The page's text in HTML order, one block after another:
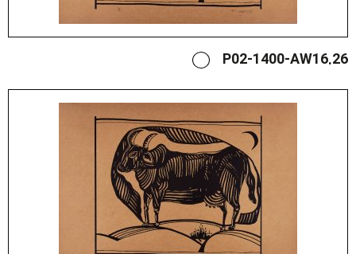
P02-1400-AW16.26